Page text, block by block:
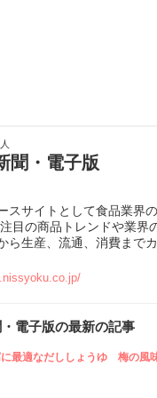
聞・電子版
スサイトとして食品業界
目の商品トレンドや業界
ら生産、流通、消費まで
電子版の最新の記事
最適なだししょうゆ 梅の風